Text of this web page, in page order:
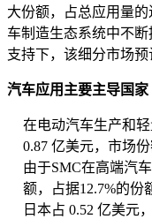
大份额，占总应用量的
车制造生态系统中不
支持下，该细分市场预
汽车应用主要主导国家
在电动汽车生产和
0.87 亿美元，市场
由于SMC在高端汽
额，占据12.7%的份
日本占 0.52 亿美元